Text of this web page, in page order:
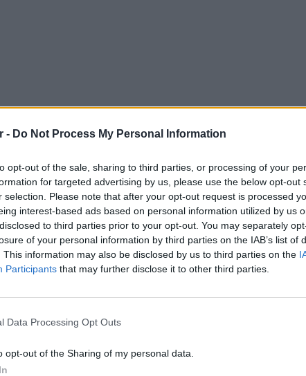
- Do Not Process My Personal Information
opt-out of the sale, sharing to third parties, or processing of your
for targeted advertising by us, please use the below opt-out
selection. Please note that after your opt-out request is processed
interest-based ads based on personal information utilized by us
to third parties prior to your opt-out. You may separately
of your personal information by third parties on the IAB’s list of
This information may also be disclosed by us to third parties on the
Participants that may further disclose it to other third parties.
Data Processing Opt Outs
opt-out of the Sharing of my personal data.
5
για ωμά, βραστά ή ψητά φαγητά, χωρίς